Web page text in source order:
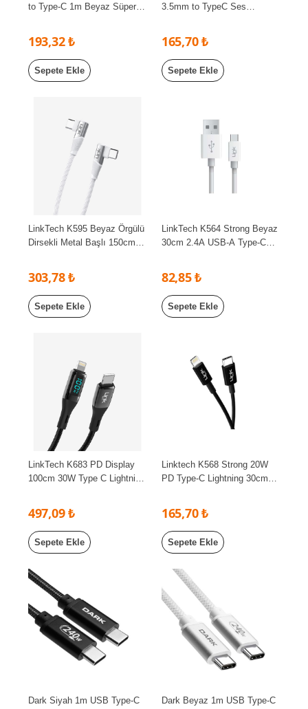
to Type-C 1m Beyaz Süper
193,32 ₺
Sepete Ekle
3.5mm to TypeC Ses
165,70 ₺
Sepete Ekle
LinkTech K595 Beyaz Örgülü
Dirsekli Metal Başlı 150cm
303,78 ₺
Sepete Ekle
LinkTech K564 Strong Beyaz
30cm 2.4A USB-A Type-C
82,85 ₺
Sepete Ekle
LinkTech K683 PD Display
100cm 30W Type C Lightning
497,09 ₺
Sepete Ekle
Linktech K568 Strong 20W
PD Type-C Lightning 30cm
165,70 ₺
Sepete Ekle
Dark Siyah 1m USB Type-C Dark Beyaz 1m USB Type-C